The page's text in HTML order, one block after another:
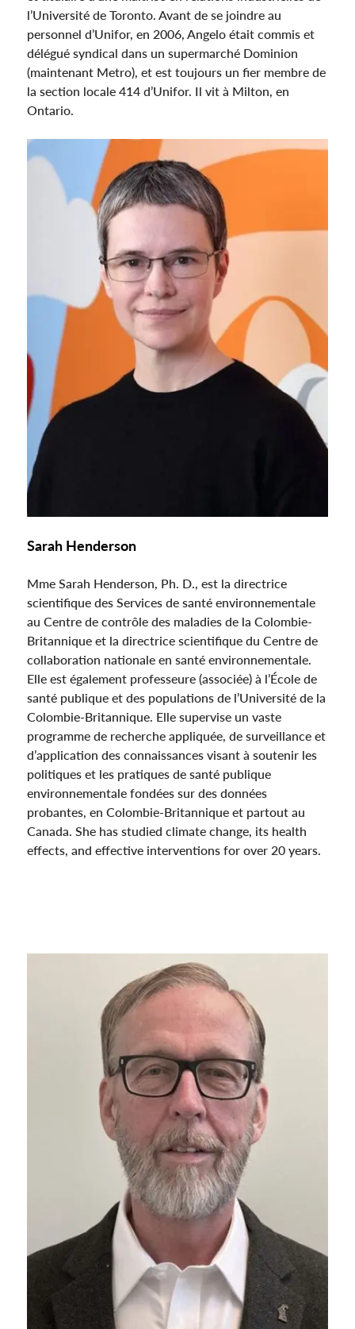
l’Université de Toronto. Avant de se joindre au
personnel d’Unifor, en 2006, Angelo était commis et
délégué syndical dans un supermarché Dominion
(maintenant Metro), et est toujours un fier membre de
la section locale 414 d’Unifor. Il vit à Milton, en
Ontario.
Sarah Henderson
Mme Sarah Henderson, Ph. D., est la directrice
scientifique des Services de santé environnementale
au Centre de contrôle des maladies de la Colombie-
Britannique et la directrice scientifique du Centre de
collaboration nationale en santé environnementale.
Elle est également professeure (associée) à l’École de
santé publique et des populations de l’Université de la
Colombie-Britannique. Elle supervise un vaste
programme de recherche appliquée, de surveillance et
d’application des connaissances visant à soutenir les
politiques et les pratiques de santé publique
environnementale fondées sur des données
probantes, en Colombie-Britannique et partout au
Canada. She has studied climate change, its health
effects, and effective interventions for over 20 years.